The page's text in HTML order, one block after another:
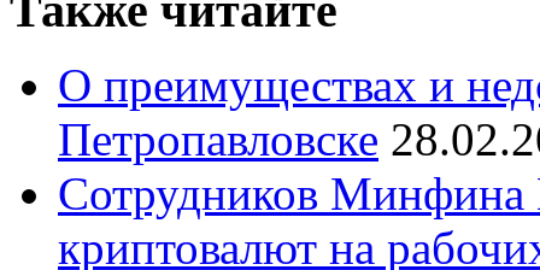
О преимуществах и
Петропавловске
Сотрудников Минфина
криптовалют на